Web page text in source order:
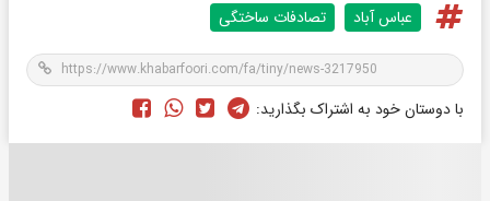
عباس آباد تصادفات ساختگی
با دوستان خود به اشتراک بگذارید: